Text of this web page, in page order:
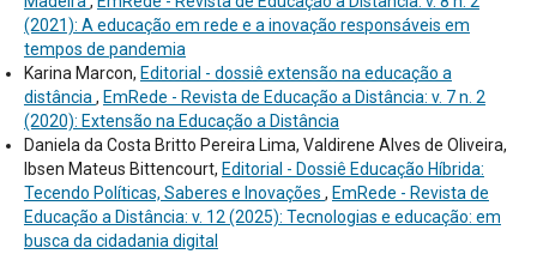
(2021): A educação em rede e a inovação responsáveis em
tempos de pandemia
Karina Marcon, Editorial - dossiê extensão na educação a
distância , EmRede - Revista de Educação a Distância: v. 7 n. 2
(2020): Extensão na Educação a Distância
Daniela da Costa Britto Pereira Lima, Valdirene Alves de Oliveira,
Ibsen Mateus Bittencourt, Editorial - Dossiê Educação Híbrida:
Tecendo Políticas, Saberes e Inovações , EmRede - Revista de
Educação a Distância: v. 12 (2025): Tecnologias e educação: em
busca da cidadania digital